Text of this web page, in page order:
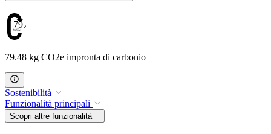
79.48
79.48 kg CO2e impronta di carbonio
Sostenibilità
Funzionalità principali
Scopri altre funzionalità